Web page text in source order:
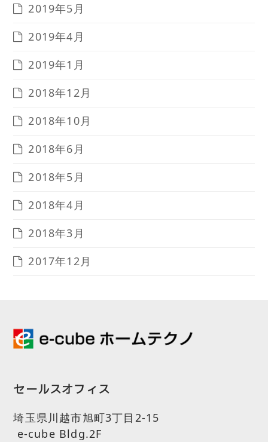
2019年5月
2019年4月
2019年1月
2018年12月
2018年10月
2018年6月
2018年5月
2018年4月
2018年3月
2017年12月
セールスオフィス
埼玉県川越市旭町3丁目2-15
e-cube Bldg.2F